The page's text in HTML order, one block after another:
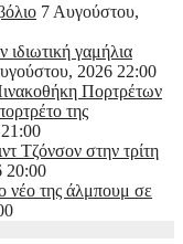
7 Αυγούστου,
γαμήλια
2026 22:00
Πορτρέτων
της
Τζόνσον στην τρίτη
20:00
νέο της άλμπουμ σε